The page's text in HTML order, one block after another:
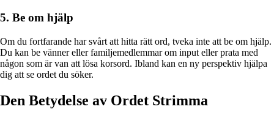
5. Be om hjälp
Om du fortfarande har svårt att hitta rätt ord, tveka inte att be om hjälp.
Du kan be vänner eller familjemedlemmar om input eller prata med
någon som är van att lösa korsord. Ibland kan en ny perspektiv hjälpa
dig att se ordet du söker.
Den Betydelse av Ordet Strimma